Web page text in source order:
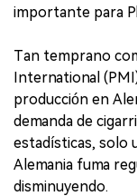
importante para
Tan temprano
International
producción en
demanda de
estadísticas, solo
Alemania fuma
disminuyendo.